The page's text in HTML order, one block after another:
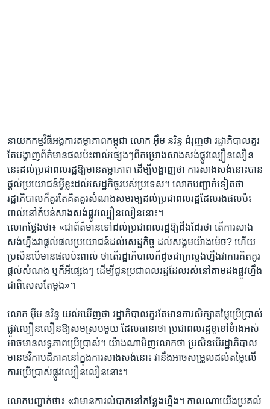
នាយក​កម្មវិធី​អង្គការ​តម្លាភាព​កម្ពុជា​ លោក ​អ៊ឹម នរិន្ទ​ ជំរុញ​ថា ​រដ្ឋាភិបាល​គួរ​
តែ​បង្ហាញព័ត៌មាន​ផល​ប៉ះពាល់​ផ្សេងៗ​ពី​គម្រោង​សាង​សង់​ផ្លូវ​ល្បឿន​លឿន​
នេះ​ដល់​ប្រជា​ពលរដ្ឋ​ឱ្យ​មាន​តម្លាភាព ​ដើម្បី​បង្ហាញ​ថា​ ការ​សាង​សង់​នោះ​បាន​
ផ្តល់​ប្រយោជន៍​អ្វី​ខ្លះ​ដល់​សេដ្ឋកិច្ច​របស់​ប្រទេស។ ​លោក​បញ្ជាក់​ទៀត​ថា ​
រដ្ឋាភិបាល​ក៏​គួរ​តែ​គិតគូរ​សំណង​សមរម្យ​ដល់​ប្រជា​ពលរដ្ឋ​ដែល​រង​ផល​ប៉ះ
ពាល់​នៅ​តំបន់​សាង​សង់​ផ្លូវ​ល្បឿន​លឿន​នោះ។​
លោក​ថ្លែង​ថា៖ ​«ជា​ព័ត៌មាន​ទៅ​ដល់​ប្រជា​ពលរដ្ឋ​ឱ្យ​ដឹង​ដែរ​ថា​ តើ​ការ​សាង​
សង់​ហ្នឹង​វា​ផ្តល់​ផល​ប្រយោជន៍​ដល់​សេដ្ឋកិច្ច​ ដល់​សង្គម​យ៉ាង​ម៉េច?​ ហើយ​
ប្រសិន​បើ​មាន​ផល​ប៉ះពាល់​ ថា​តើ​រដ្ឋា​ភិបាល​ក៏​ដូចជា​ក្រសួង​ហ្នឹង​វា​ការ​គិតគូរ​
ផ្តល់​សំណង ​ឬ​ក៏​អី​ផ្សេងៗ​ ដើម្បី​ជូន​ប្រជា​ពលរដ្ឋ​ដែល​រស់​នៅ​តាម​ដង​ផ្លូវ​ហ្នឹង
​ជា​ពិសេស​តែ​ម្តង»។​
លោក ​អ៊ឹម នរិន្ទ ​យល់​ឃើញ​ថា​ រដ្ឋាភិបាល​គួរ​តែ​មាន​ការ​សិក្សា​តម្លៃ​ប្រើប្រាស់​
ផ្លូវ​ល្បឿន​លឿន​ឱ្យ​សម​ស្រប​មួយ ​ដែល​ធានា​ថា ​ប្រជា​ពលរដ្ឋ​ទូទៅ​ទំាង​អស់​
អាច​មាន​លទ្ធភាព​ប្រើ​ប្រាស់។ ​យ៉ាង​ណាមិញ​លោក​ថា​ ប្រសិន​បើ​រដ្ឋាភិបាល​
មាន​ថវិកា​បដិភាគ​នៅ​ក្នុង​ការ​សាង​សង់​នោះ​ វា​នឹង​អាច​សម្រួល​ដល់​តម្លៃ​លើ​
ការ​ប្រើប្រាស់​ផ្លូវ​ល្បឿន​លឿន​នោះ។​
លោក​បញ្ជាក់​ថា៖​ «វា​មាន​ការ​លំបាក​នៅ​កន្លែង​ហ្នឹង។​ កាល​ណា​យើង​ប្រគល់​